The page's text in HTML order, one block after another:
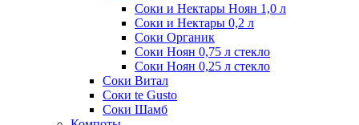
Соки и Нектары Ноян 1,0 л
Соки и Нектары 0,2 л
Соки Органик
Соки Ноян 0,75 л стекло
Соки Ноян 0,25 л стекло
Соки Витал
Соки te Gusto
Соки Шамб